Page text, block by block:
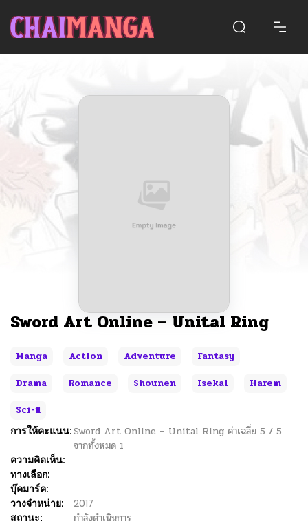
Sword Art Online – Unital Ring
Manga Action Adventure
Fantasy
Drama
Romance Shounen Isekai
Harem
Sci-fi
การให้คะแนน:Sword Art Online – Unital Ring ค่าเฉลี่ย 5 / 5
จากทั้งหมด 1
ความคิดเห็น:
ทางเลือก:
บุ๊คมาร์ค:
วางจำหน่าย:
2017
สถานะ:
กำลังดำเนินการ